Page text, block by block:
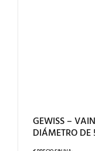
GEWISS –
DIÁMETRO